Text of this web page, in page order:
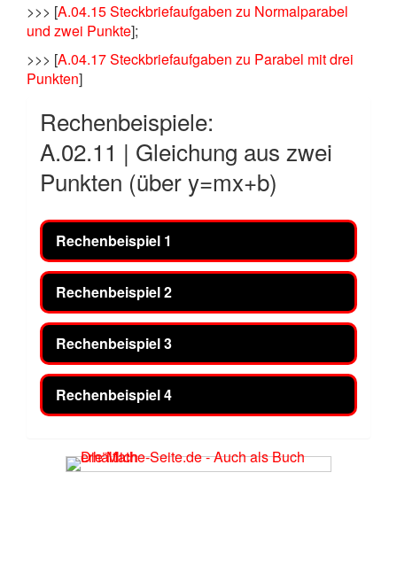
>>> [A.04.15 Steckbriefaufgaben zu Normalparabel
und zwei Punkte];
>>> [A.04.17 Steckbriefaufgaben zu Parabel mit drei
Punkten]
Rechenbeispiele:
A.02.11 | Gleichung aus zwei
Punkten (über y=mx+b)
Rechenbeispiel 1
Rechenbeispiel 2
Rechenbeispiel 3
Rechenbeispiel 4